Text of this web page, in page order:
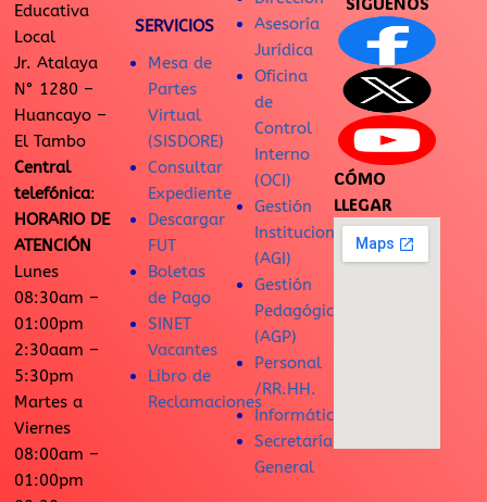
Educativa
Local
Jr. Atalaya
N° 1280 –
Huancayo –
El Tambo
Central
telefónica:
HORARIO DE
ATENCIÓN
Lunes
08:30am –
01:00pm
2:30aam –
5:30pm
Martes a
Viernes
08:00am –
01:00pm
SERVICIOS
Mesa de
Partes
Virtual
(SISDORE)
Consultar
Expediente
Descargar
FUT
Boletas
de Pago
SINET
Vacantes
Libro de
Reclamaciones
Asesoría
Jurídica
Oficina
de
Control
Interno
(OCI)
Gestión
Institucional
(AGI)
Gestión
Pedagógica
(AGP)
Personal
/RR.HH.
Informática
Secretaría
General
CÓMO
LLEGAR